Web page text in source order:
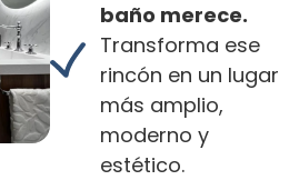
baño merece.
Transforma ese
rincón en un lugar
más amplio,
moderno y
estético.